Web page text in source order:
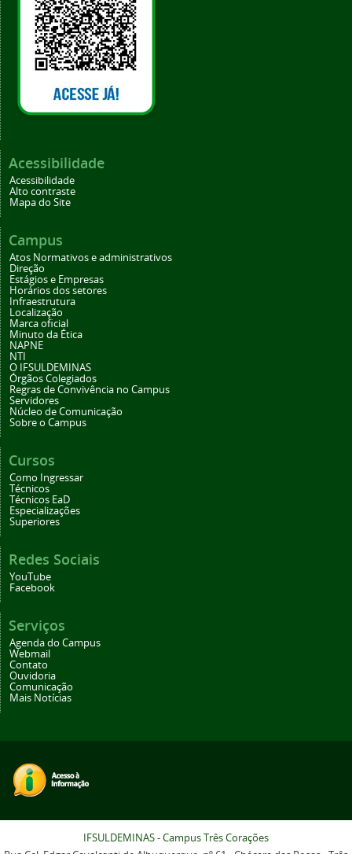
Acessibilidade
Acessibilidade
Alto contraste
Mapa do Site
Campus
Atos Normativos e administrativos
Direção
Estágios e Empresas
Horários dos setores
Infraestrutura
Localização
Marca oficial
Minuto da Ética
NAPNE
NTI
O IFSULDEMINAS
Órgãos Colegiados
Regras de Convivência no Campus
Servidores
Núcleo de Comunicação
Sobre o Campus
Cursos
Como Ingressar
Técnicos
Técnicos EaD
Especializações
Superiores
Redes Sociais
YouTube
Facebook
Serviços
Agenda do Campus
Webmail
Contato
Ouvidoria
Comunicação
Mais Notícias
IFSULDEMINAS - Campus Três Corações